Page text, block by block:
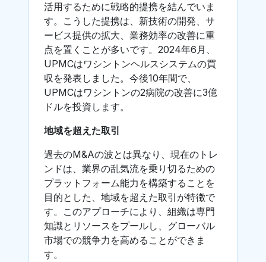
活用するために戦略的提携を結んでいま
す。こうした提携は、新技術の開発、サ
ービス提供の拡大、業務効率の改善に重
点を置くことが多いです。2024年6月、
UPMCはワシントンヘルスシステムの買
収を発表しました。今後10年間で、
UPMCはワシントンの2病院の改善に3億
ドルを投資します。
地域を超えた取引
過去のM&Aの波とは異なり、現在のトレ
ンドは、業界の乱気流を乗り切るための
プラットフォーム能力を構築することを
目的とした、地域を超えた取引が特徴で
す。このアプローチにより、組織は専門
知識とリソースをプールし、グローバル
市場での競争力を高めることができま
す。